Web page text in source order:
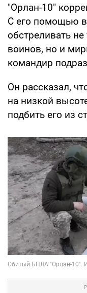
"Орлан-10"
С его помощью
обстреливать
воинов, но и
командир
Он рассказал,
на низкой
подбить его из